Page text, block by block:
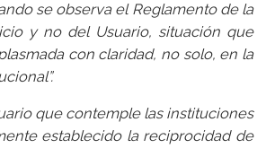
se observa el Reglamento de la
y no del Usuario, situación que
con claridad, no solo, en la
que contemple las instituciones
establecido la reciprocidad de